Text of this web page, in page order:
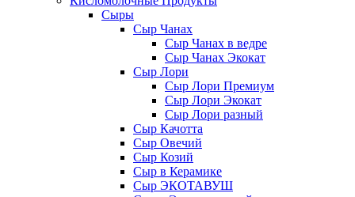
Сыры
Сыр Чанах
Сыр Чанах в ведре
Сыр Чанах Экокат
Сыр Лори
Сыр Лори Премиум
Сыр Лори Экокат
Сыр Лори разный
Сыр Качотта
Сыр Овечий
Сыр Козий
Сыр в Керамике
Сыр ЭКОТАВУШ